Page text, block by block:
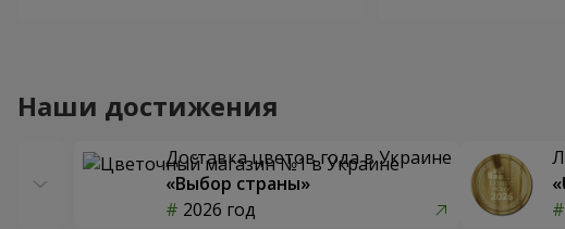
Наши достижения
Доставка цветов года в Украине
«Выбор страны»
2026 год